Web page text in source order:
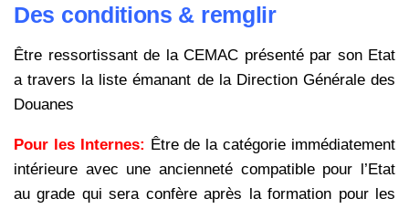
Des conditions & remglir
Être ressortissant de la CEMAC présenté par son Etat
a travers la liste émanant de la Direction Générale des
Douanes
Pour les Internes: Être de la catégorie immédiatement
intérieure avec une ancienneté compatible pour l’Etat
au grade qui sera confère après la formation pour les